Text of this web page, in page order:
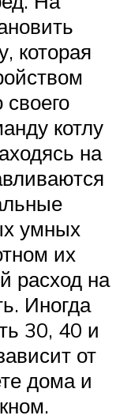
которая
котлу
на
умных
их
расход на
Иногда
30, 40 и
от
дома и